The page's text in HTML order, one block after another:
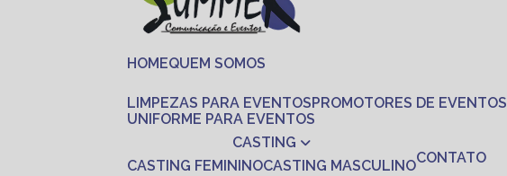
HOME
QUEM SOMOS
LIMPEZAS PARA EVENTOS
PROMOTORES DE EVENTOS
UNIFORME PARA EVENTOS
CASTING
CASTING FEMININO CASTING MASCULINO CONTATO